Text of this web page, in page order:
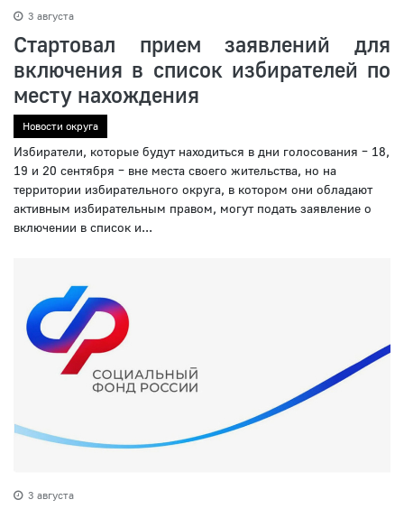
3 августа
Стартовал прием заявлений для
включения в список избирателей по
месту нахождения
Новости округа
Избиратели, которые будут находиться в дни голосования – 18,
19 и 20 сентября – вне места своего жительства, но на
территории избирательного округа, в котором они обладают
активным избирательным правом, могут подать заявление о
включении в список и...
3 августа